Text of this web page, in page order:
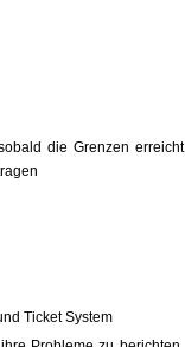
die Grenzen erreicht
Ticket System